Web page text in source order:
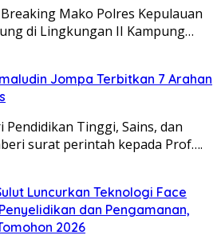
Breaking Mako Polres Kepulauan
di Lingkungan II Kampung…
Jompa Terbitkan 7 Arahan
Pendidikan Tinggi, Sains, dan
surat perintah kepada Prof….
Luncurkan Teknologi Face
dan Pengamanan,
2026